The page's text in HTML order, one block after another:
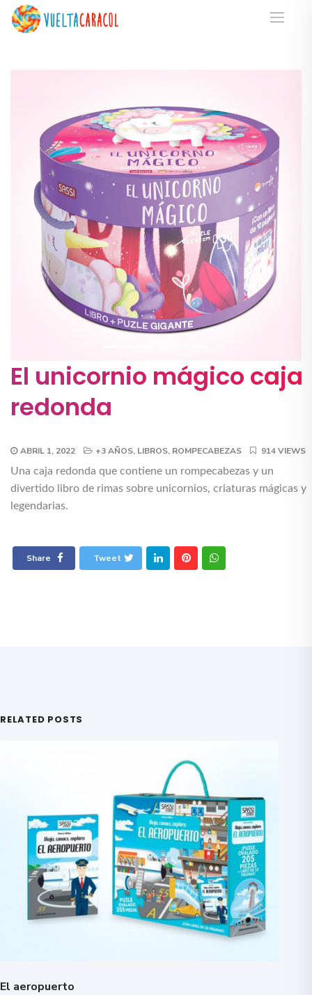
El unicornio mágico caja
redonda
ABRIL 1, 2022 +3 AÑOS, LIBROS, ROMPECABEZAS
914 VIEWS
Una caja redonda que contiene un rompecabezas y un
divertido libro de rimas sobre unicornios, criaturas mágicas y
legendarias.
Share Tweet
RELATED POSTS
El aeropuerto